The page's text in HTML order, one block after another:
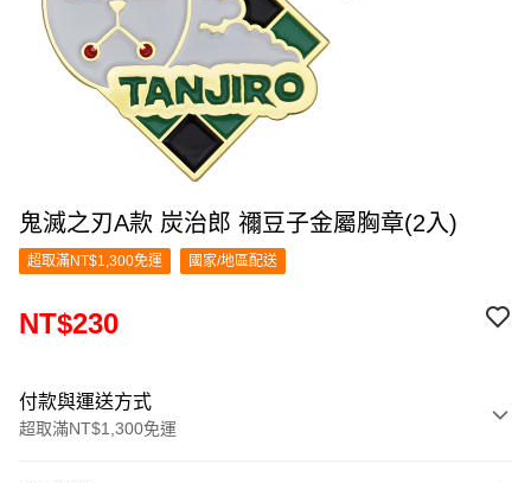
鬼滅之刃A款 炭治郎 禰豆子金屬胸章(2入)
超取滿NT$1,300免運 國家/地區配送
NT$230
付款與運送方式
超取滿NT$1,300免運